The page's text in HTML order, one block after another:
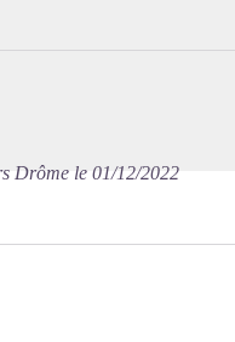
Drôme le 01/12/2022